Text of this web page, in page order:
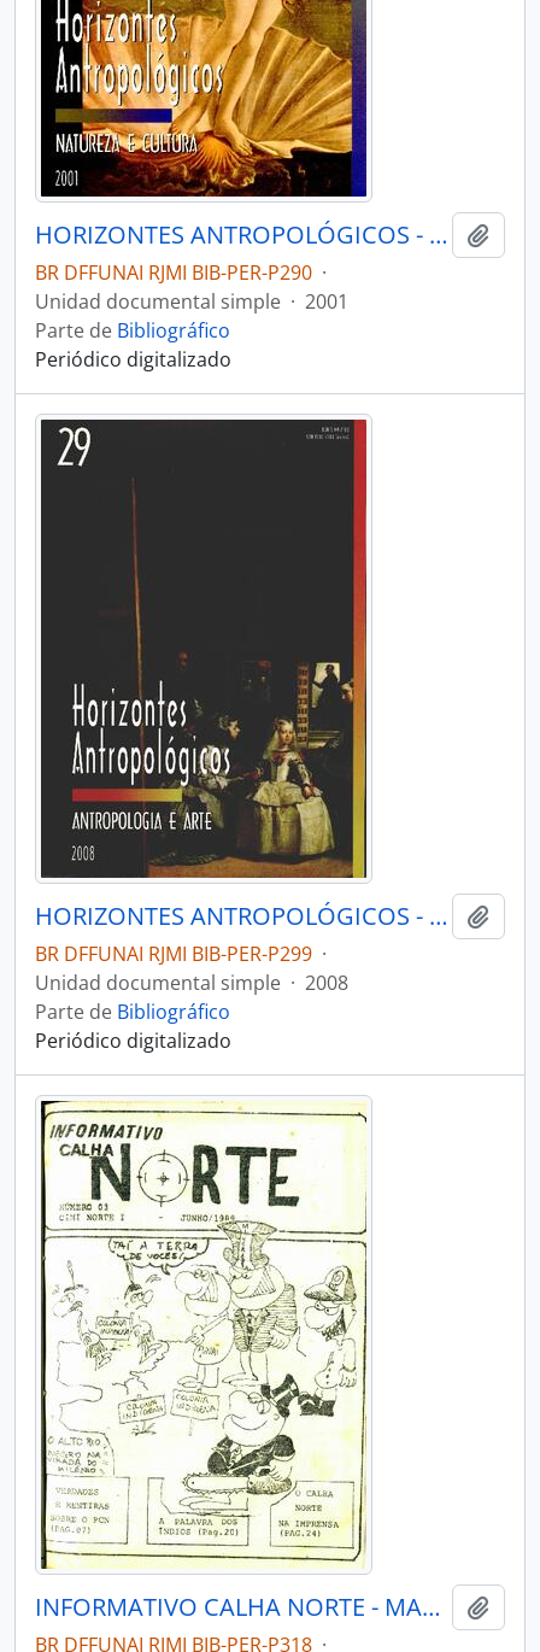
HORIZONTES ANTROPOLÓGICOS - PORTO ALEGRE UFRGS INSTITUTO DE FILOSOFIA E CIÊNCIAS - 2001 - Nº16
BR DFFUNAI RJMI BIB-PER-P290 ·
Unidad documental simple · 2001
Parte de Bibliográfico
Periódico digitalizado
HORIZONTES ANTROPOLÓGICOS - PORTO ALEGRE UFRGS INSTITUTO DE FILOSOFIA E CIÊNCIAS - 2008 - Nº29
BR DFFUNAI RJMI BIB-PER-P299 ·
Unidad documental simple · 2008
Parte de Bibliográfico
Periódico digitalizado
INFORMATIVO CALHA NORTE - MANAUS AM CONSELHO INDIGENISTA MISSIONÁRIO CIMI NORTE I - 1989 - Nº03
BR DFFUNAI RJMI BIB-PER-P318 ·